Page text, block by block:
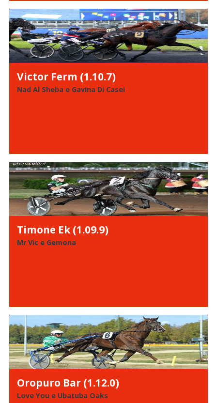
Victor Ferm (1.10.7)
Nad Al Sheba e Gavina Di Casei
Timone Ek (1.09.9)
Mr Vic e Gemona
Oropuro Bar (1.12.0)
Love You e Ubatuba Oaks